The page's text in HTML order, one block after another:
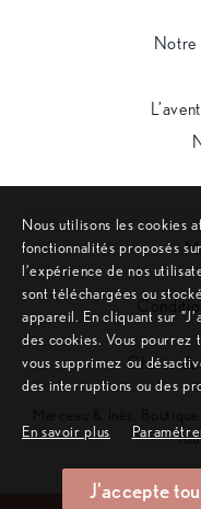
Notre
Charte
Nous utilisons les cookies
fonctionnalités proposés
l’expérience de nos
sont téléchargées ou
appareil. En cliquant sur
des cookies. Vous
vous supprimez ou
des interruptions ou des
En savoir plus
J'accepte